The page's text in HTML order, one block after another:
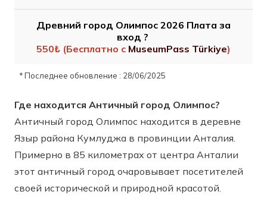
Древний город Олимпос 2026 Плата за
вход ?
550₺ (Бесплатно с MuseumPass Türkiye)
* Последнее обновление : 28/06/2025
Где находится Античный город Олимпос?
Античный город Олимпос находится в деревне
Языр района Кумлуджа в провинции Анталия.
Примерно в 85 километрах от центра Анталии
этот античный город очаровывает посетителей
своей исторической и природной красотой.